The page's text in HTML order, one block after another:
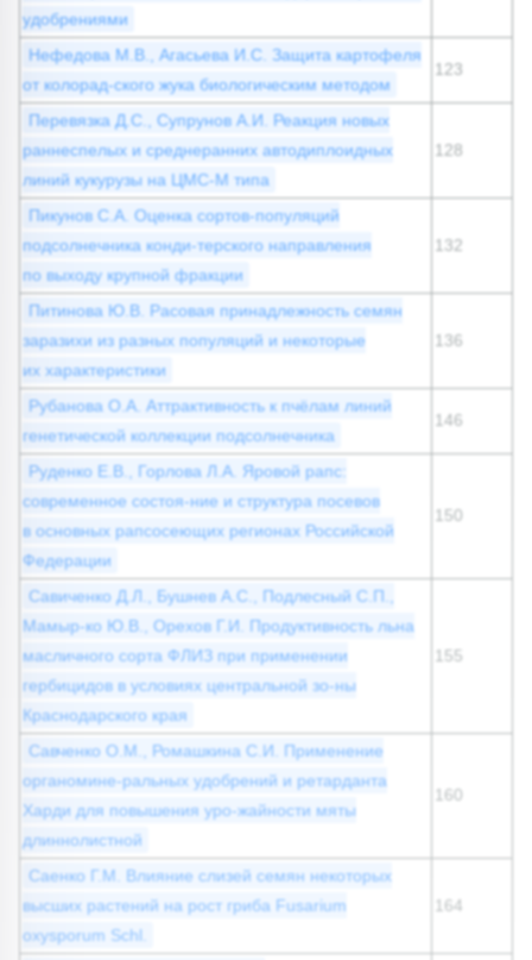
удобрениями
Нефедова М.В., Агасьева И.С. Защита картофеля
от колорад-ского жука биологическим методом
123
Перевязка Д.С., Супрунов А.И. Реакция новых
раннеспелых и среднеранних автодиплоидных
линий кукурузы на ЦМС-М типа
128
Пикунов С.А. Оценка сортов-популяций
подсолнечника конди-терского направления
по выходу крупной фракции
132
Питинова Ю.В. Расовая принадлежность семян
заразихи из разных популяций и некоторые
их характеристики
136
Рубанова О.А. Аттрактивность к пчёлам линий
генетической коллекции подсолнечника
146
Руденко Е.В., Горлова Л.А. Яровой рапс:
современное состоя-ние и структура посевов
в основных рапсосеющих регионах Российской
Федерации
150
Савиченко Д.Л., Бушнев А.С., Подлесный С.П.,
Мамыр-ко Ю.В., Орехов Г.И. Продуктивность льна
масличного сорта ФЛИЗ при применении
гербицидов в условиях центральной зо-ны
Краснодарского края
155
Савченко О.М., Ромашкина С.И. Применение
органомине-ральных удобрений и ретарданта
Харди для повышения уро-жайности мяты
длиннолистной
160
Саенко Г.М. Влияние слизей семян некоторых
высших растений на рост гриба Fusarium
oxysporum Schl.
164